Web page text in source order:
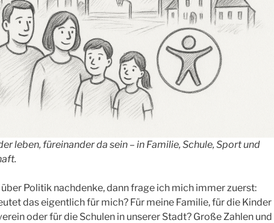
leben, füreinander da sein – in Familie, Schule, Sport und
Politik nachdenke, dann frage ich mich immer zuerst:
das eigentlich für mich? Für meine Familie, für die Kinder
oder für die Schulen in unserer Stadt? Große Zahlen und